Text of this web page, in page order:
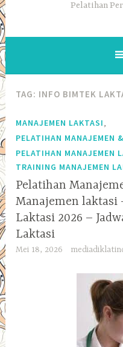
Pelatihan
TAG: INFO BIMTEK
MANAJEMEN LAKTASI
PELATIHAN MANAJEMEN
PELATIHAN MANAJEMEN
TRAINING MANAJEMEN
Pelatihan
Manajemen laktasi
Laktasi 2026 –
Laktasi
Mei 18, 2026